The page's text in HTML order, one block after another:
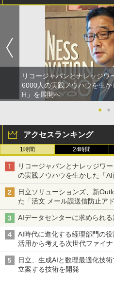
リコージャパンとナレッジワ
6000人の実践ノウハウを生
H」を展開へ
●
●
アクセスランキング
1時間 24時間
リコージャパンとナレッジワ
の実践ノウハウを生かした「
日立ソリューションズ、新
た「活文 メール誤送信防止ア
AIデータセンターに求められ
AI時代に進化する経理部門の
活用から考える次世代ファイ
日立、生成AIと数理最適化技
立案する技術を開発